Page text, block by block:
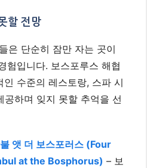
할 전망
은 단순히 잠만 자는 곳이
험입니다. 보스포루스 해협
수준의 레스토랑, 스파 시
공하며 잊지 못할 추억을 선
앳 더 보스포러스 (Four
at the Bosphorus) – 보